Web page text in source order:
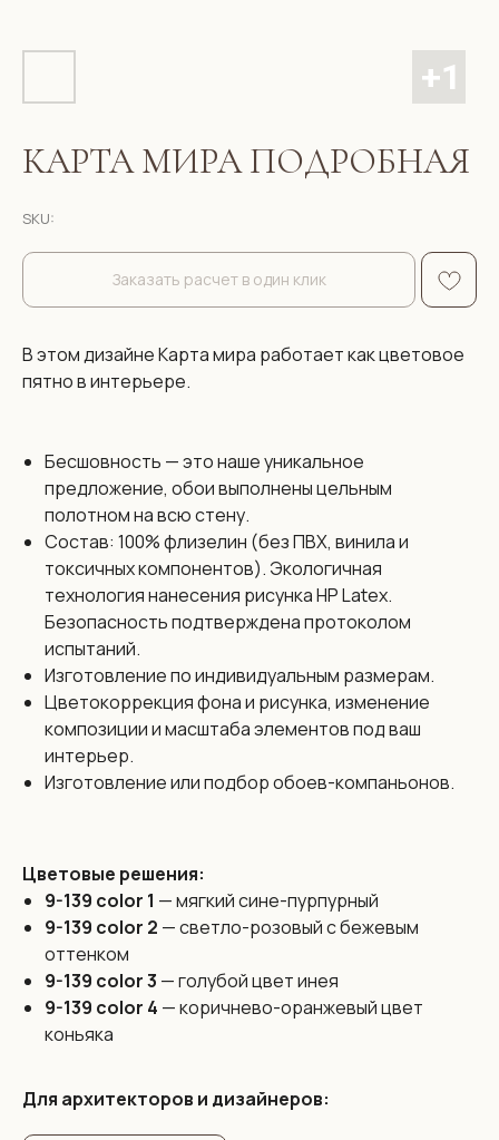
КАРТА МИРА ПОДРОБНАЯ
SKU:
Заказать расчет в один клик
В этом дизайне Карта мира работает как цветовое
пятно в интерьере.
Бесшовность — это наше уникальное
предложение, обои выполнены цельным
полотном на всю стену.
Состав: 100% флизелин (без ПВХ, винила и
токсичных компонентов). Экологичная
технология нанесения рисунка HP Latex.
Безопасность подтверждена протоколом
испытаний.
Изготовление по индивидуальным размерам.
Цветокоррекция фона и рисунка, изменение
композиции и масштаба элементов под ваш
интерьер.
Изготовление или подбор обоев-компаньонов.
Цветовые решения:
9-139 color 1 — мягкий сине-пурпурный
9-139 color 2 — светло-розовый с бежевым
оттенком
9-139 color 3 — голубой цвет инея
9-139 color 4 — коричнево-оранжевый цвет
коньяка
Для архитекторов и дизайнеров:
Размеры:
Бесшовные обои Vinni изготовлены из цельного
без стыков и производятся по индивидуальным
размерам
с максимальной высотой до 3,2 метра и любой шириной.
Цена:
дизайн из каталога
Если у вас есть идея для дизайна обоев, мы сможем ее
реализовать силами наших художников. Работаем в
реализации.
* Средняя стоимость разработки дизайна обоев по
нашему опыту составляет 300 бел. руб. / 8300 рос. руб.